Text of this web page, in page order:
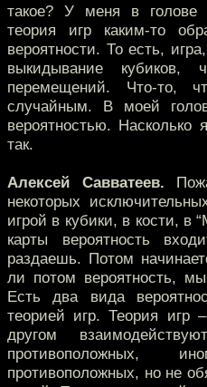
такое? У меня в голове
теория игр каким-то
вероятности. То есть,
выкидывание кубиков,
перемещений. Что-то,
случайным. В моей
вероятностью.
так.
Алексей Савватеев.
некоторых
игрой в кубики, в кости, в
карты вероятность
раздаешь. Потом
ли потом вероятность,
Есть два вида
теорией игр. Теория игр
другом
противоположных,
противоположных, но не